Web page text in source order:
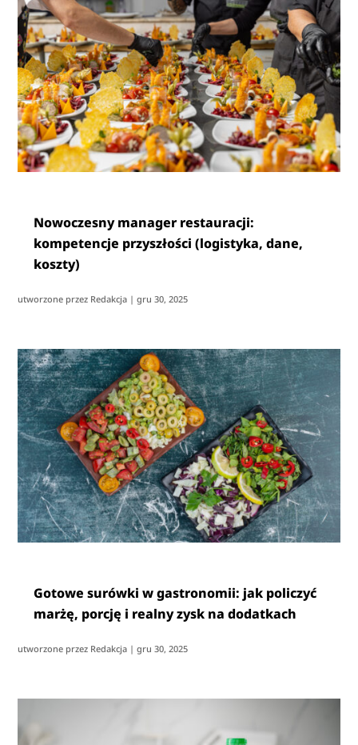
Nowoczesny manager restauracji:
kompetencje przyszłości (logistyka, dane,
koszty)
utworzone przez Redakcja |gru 30, 2025
Gotowe surówki w gastronomii: jak policzyć
marżę, porcję i realny zysk na dodatkach
utworzone przez Redakcja |gru 30, 2025